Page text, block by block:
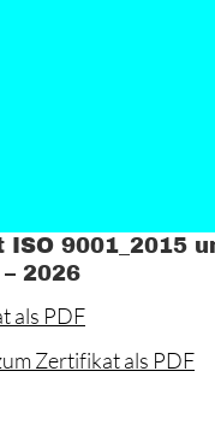
9001_2015
2026
als PDF
Zertifikat als PDF